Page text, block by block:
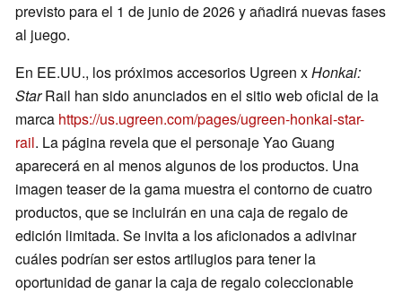
previsto para el 1 de junio de 2026 y añadirá nuevas fases
al juego.
En EE.UU., los próximos accesorios Ugreen xHonkai:
StarRail han sido anunciados en el sitio web oficial de la
marca https://us.ugreen.com/pages/ugreen-honkai-star-
rail. La página revela que el personaje Yao Guang
aparecerá en al menos algunos de los productos. Una
imagen teaser de la gama muestra el contorno de cuatro
productos, que se incluirán en una caja de regalo de
edición limitada. Se invita a los aficionados a adivinar
cuáles podrían ser estos artilugios para tener la
oportunidad de ganar la caja de regalo coleccionable